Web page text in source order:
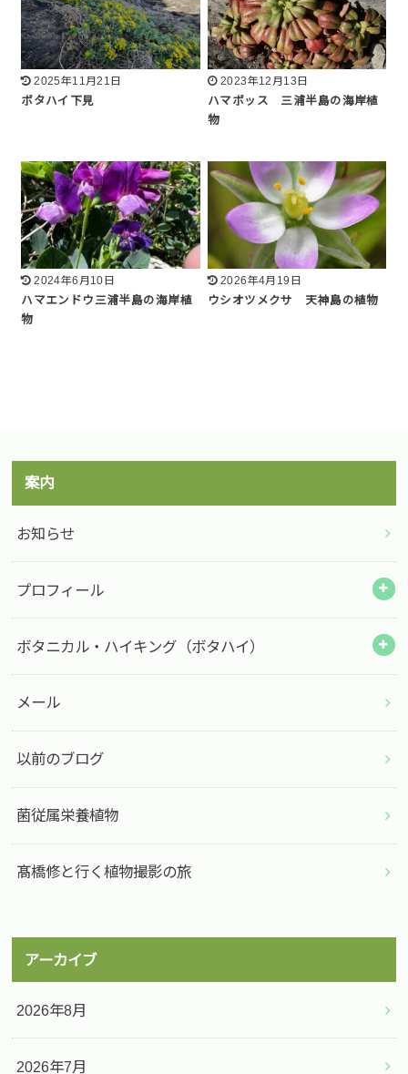
2025年11月21日
ボタハイ下見
2023年12月13日
ハマボッス 三浦半島の海岸植
物
2024年6月10日
ハマエンドウ三浦半島の海岸植
物
2026年4月19日
ウシオツメクサ 天神島の植物
案内
お知らせ
プロフィール
ボタニカル・ハイキング（ボタハイ）
メール
以前のブログ
菌従属栄養植物
髙橋修と行く植物撮影の旅
アーカイブ
2026年8月
2026年7月